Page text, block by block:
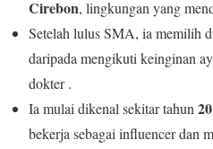
Cirebon, lingkungan yang
Setelah lulus SMA, ia memilih
daripada mengikuti keinginan
dokter .
Ia mulai dikenal sekitar tahun
bekerja sebagai influencer dan